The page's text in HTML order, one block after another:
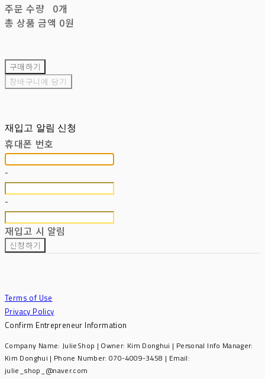
주문 수량
0개
총 상품 금액 0원
구매하기
장바구니에 담기
재입고 알림 신청
휴대폰 번호
-
-
재입고 시 알림
신청하기
Terms of Use
Privacy Policy
Confirm Entrepreneur Information
Company Name: JulieShop | Owner: Kim Donghui | Personal Info Manager:
Kim Donghui | Phone Number: 070-4009-3458 | Email:
julie_shop_@naver.com